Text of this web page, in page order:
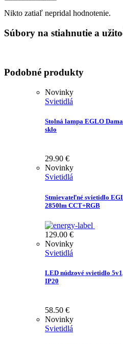
Nikto zatiaľ nepridal hodnotenie.
Súbory na stiahnutie a
Podobné produkty
Novinky
Svietidlá
Stolná lampa EGLO
sklo
29.90 €
Novinky
Svietidlá
Stmievateľné svietidlo
2850lm CCT+RGB
129.00 €
Novinky
Svietidlá
LED núdzové svietidlo
IP20
58.50 €
Novinky
Svietidlá